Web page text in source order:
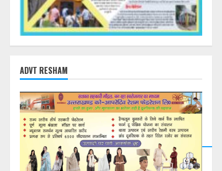
ADVT RESHAM